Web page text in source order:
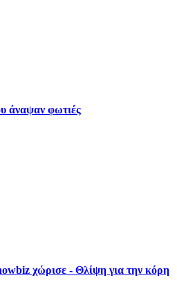
άναψαν φωτιές
χώρισε - Θλίψη για την κόρη